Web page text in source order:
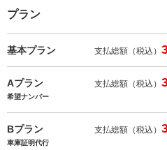
プラン
基本プラン 支払総額（税込）
Aプラン 支払総額（税込）
希望ナンバー
Bプラン 支払総額（税込）
車庫証明代行